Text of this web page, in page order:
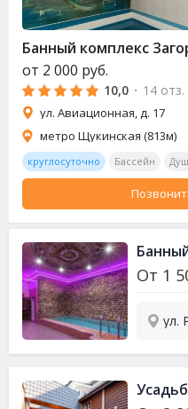
Банный комплекс
от 2 000 руб.
10,0 · 14 отз.
ул. Авиационная, д. 17
метро Щукинская (813м)
круглосуточно Бассейн Душ
От 1
ул.